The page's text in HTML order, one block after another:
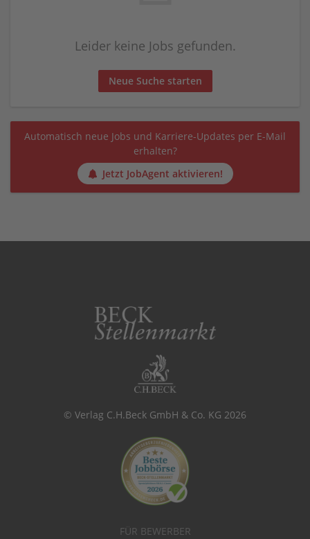
Leider keine Jobs gefunden.
Neue Suche starten
Automatisch neue Jobs und Karriere-Updates per E-Mail
erhalten?
Jetzt JobAgent aktivieren!
© Verlag C.H.Beck GmbH & Co. KG 2026
FÜR BEWERBER